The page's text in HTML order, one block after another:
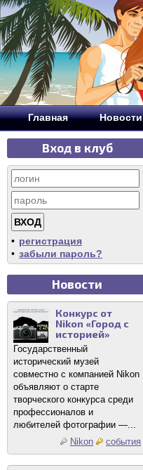
Главная Новости
Вход в клуб
• регистрация
• забыли пароль?
Новости
Конкурс от
Nikon «Город с
историей»
Государственный
исторический музей
совместно с компанией Nikon
объявляют о старте
творческого конкурса среди
профессионалов и
любителей фотографии —...
Nikon
события